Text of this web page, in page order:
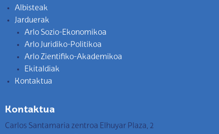
Albisteak
Jarduerak
Arlo Sozio-Ekonomikoa
Arlo Juridiko-Politikoa
Arlo Zientifiko-Akademikoa
Ekitaldiak
Kontaktua
Kontaktua
Carlos Santamaria zentroa Elhuyar Plaza, 2